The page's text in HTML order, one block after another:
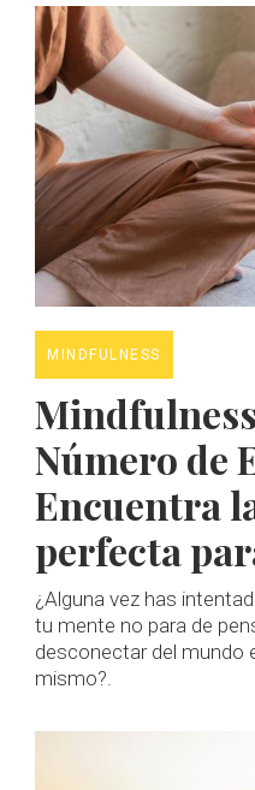
MINDFULNESS
Número de
Encuentra
perfecta
¿Alguna vez has
tu mente no para de
desconectar del mundo
mismo?.